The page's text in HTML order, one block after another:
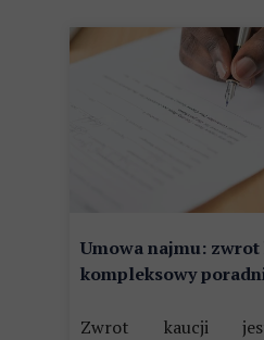
Umowa najmu: zwrot
kompleksowy
Zwrot kaucji